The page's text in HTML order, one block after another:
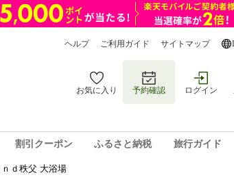
ヘルプ ご利用ガイド サイトマップ
お気に入り 予約確認 ログイン
割引クーポン ふるさと納税 旅行ガイド
ｄ秩父 大浴場